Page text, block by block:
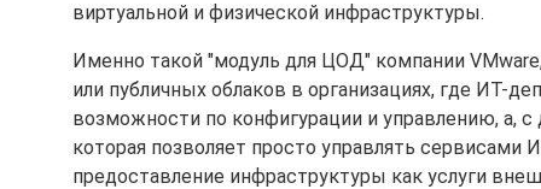
виртуальной и физической инфраструктуры.
Именно такой "модуль для ЦОД" компании
или публичных облаков в организациях, где ИТ-
возможности по конфигурации и управлению, а, с
которая позволяет просто управлять
предоставление инфраструктуры как услуги